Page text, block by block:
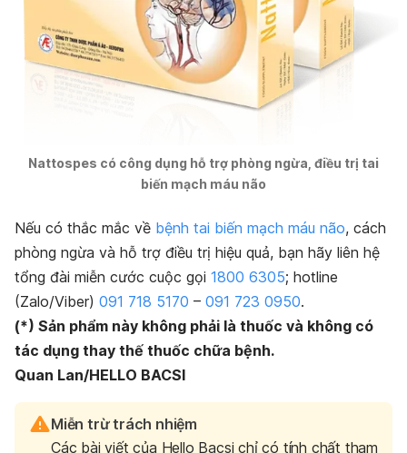
Nattospes có công dụng hỗ trợ phòng ngừa, điều trị tai
biến mạch máu não
Nếu có thắc mắc về bệnh tai biến mạch máu não, cách
phòng ngừa và hỗ trợ điều trị hiệu quả, bạn hãy liên hệ
tổng đài miễn cước cuộc gọi 1800 6305; hotline
(Zalo/Viber) 091 718 5170 – 091 723 0950.
(*) Sản phẩm này không phải là thuốc và không có
tác dụng thay thế thuốc chữa bệnh.
Quan Lan/HELLO BACSI
Miễn trừ trách nhiệm
Các bài viết của Hello Bacsi chỉ có tính chất tham